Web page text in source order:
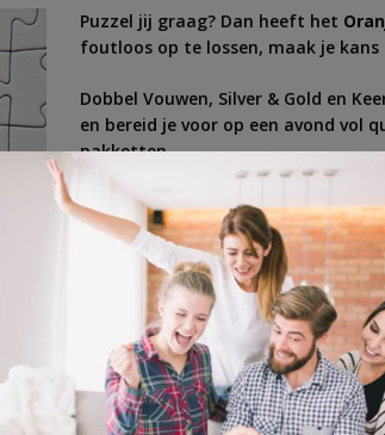
Puzzel jij graag? Dan heeft het
foutloos op te lossen, maak je kans
Dobbel Vouwen, Silver & Gold en
en bereid je voor op een avond vol
pakketten.
Maak de puzzel en win eenpakket
spel,spelen,spellen,spelletjes,winnen
AFGELOPEN: Win een weekendje weg
Ontvang € 25 en maak gratis kans